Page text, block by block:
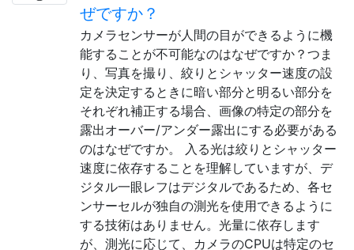
ぜですか？
カメラセンサーが人間の目ができるように機
能することが不可能なのはなぜですか？つま
り、写真を撮り、絞りとシャッター速度の設
定を決定するときに暗い部分と明るい部分を
それぞれ補正する場合、画像の特定の部分を
露出オーバー/アンダー露出にする必要がある
のはなぜですか。 入る光は絞りとシャッター
速度に依存することを理解していますが、デ
ジタル一眼レフはデジタルであるため、各セ
ンサーセルが独自の測光を使用できるように
する技術はありません。光量に依存します
が、測光に応じて、カメラのCPUは特定のセ